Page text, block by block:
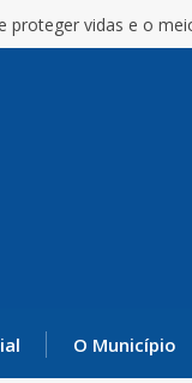
proteger vidas e o
O Município